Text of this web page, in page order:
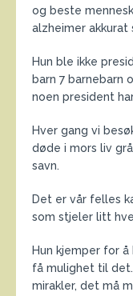
og beste
alzheimer akkurat
Hun ble ikke
barn 7 barnebarn
noen president
Hver gang vi
døde i mors liv
savn.
Det er vår felles
som stjeler litt
Hun kjemper for
få mulighet til
mirakler, det må